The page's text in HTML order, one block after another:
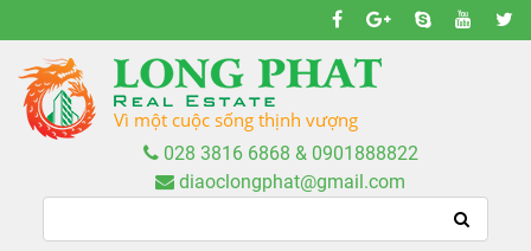
Vì một cuộc sống thịnh vượng
028 3816 6868 & 0901888822
diaoclongphat@gmail.com